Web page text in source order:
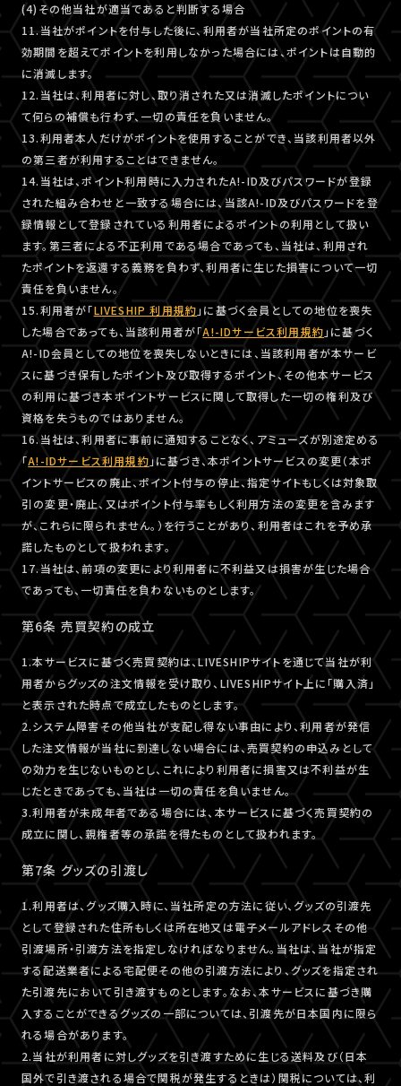
(4)その他当社が適当であると判断する場合
11.当社がポイントを付与した後に、利用者が当社所定のポイントの有
効期間を超えてポイントを利用しなかった場合には、ポイントは自動的
に消滅します。
12.当社は、利用者に対し、取り消された又は消滅したポイントについ
て何らの補償も行わず、一切の責任を負いません。
13.利用者本人だけがポイントを使用することができ、当該利用者以外
の第三者が利用することはできません。
14.当社は、ポイント利用時に入力されたA!-ID及びパスワードが登録
された組み合わせと一致する場合には、当該A!-ID及びパスワードを登
録情報として登録されている利用者によるポイントの利用として扱い
ます。第三者による不正利用である場合であっても、当社は、利用され
たポイントを返還する義務を負わず、利用者に生じた損害について一切
責任を負いません。
15.利用者が「LIVESHIP 利用規約 」に基づく会員としての地位を喪失
した場合であっても、当該利用者が「A!-IDサービス利用規約 」に基づく
A!-ID会員としての地位を喪失しないときには、当該利用者が本サービ
スに基づき保有したポイント及び取得するポイント、その他本サービス
の利用に基づき本ポイントサービスに関して取得した一切の権利及び
資格を失うものではありません。
16.当社は、利用者に事前に通知することなく、アミューズが別途定める
「A!-IDサービス利用規約」に基づき、本ポイントサービスの変更（本ポ
イントサービスの廃止、ポイント付与の停止、指定サイトもしくは対象取
引の変更・廃止、又はポイント付与率もしく利用方法の変更を含みます
が、これらに限られません。）を行うことがあり、利用者はこれを予め承
諾したものとして扱われます。
17.当社は、前項の変更により利用者に不利益又は損害が生じた場合
であっても、一切責任を負わないものとします。
第6条 売買契約の成立
1.本サービスに基づく売買契約は、LIVESHIPサイトを通じて当社が利
用者からグッズの注文情報を受け取り、LIVESHIPサイト上に「購入済」
と表示された時点で成立したものとします。
2.システム障害その他当社が支配し得ない事由により、利用者が発信
した注文情報が当社に到達しない場合には、売買契約の申込みとして
の効力を生じないものとし、これにより利用者に損害又は不利益が生
じたときであっても、当社は一切の責任を負いません。
3.利用者が未成年者である場合には、本サービスに基づく売買契約の
成立に関し、親権者等の承諾を得たものとして扱われます。
第7条 グッズの引渡し
1.利用者は、グッズ購入時に、当社所定の方法に従い、グッズの引渡先
として登録された住所もしくは所在地又は電子メールアドレスその他
引渡場所・引渡方法を指定しなければなりません。当社は、当社が指定
する配送業者による宅配便その他の引渡方法により、グッズを指定され
た引渡先において引き渡すものとします。なお、本サービスに基づき購
入することができるグッズの一部については、引渡先が日本国内に限ら
れる場合があります。
2.当社が利用者に対しグッズを引き渡すために生じる送料及び（日本
国外で引き渡される場合で関税が発生するときは）関税については、利